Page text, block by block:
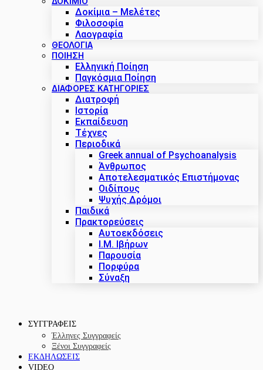
Δοκίμια – Μελέτες
Φιλοσοφία
Λαογραφία
ΘΕΟΛΟΓΙΑ
ΠΟΙΗΣΗ
Ελληνική Ποίηση
Παγκόσμια Ποίηση
ΔΙΑΦΟΡΕΣ ΚΑΤΗΓΟΡΙΕΣ
Διατροφή
Ιστορία
Εκπαίδευση
Τέχνες
Περιοδικά
Greek annual of Psychoanalysis
Άνθρωπος
Αποτελεσματικός Επιστήμονας
Οιδίπους
Ψυχής Δρόμοι
Παιδικά
Πρακτoρεύσεις
Αυτοεκδόσεις
Ι.Μ. Ιβήρων
Παρουσία
Πορφύρα
Σύναξη
ΣΥΓΓΡΑΦΕΙΣ
Έλληνες Συγγραφείς
Ξένοι Συγγραφείς
ΕΚΔΗΛΩΣΕΙΣ
VIDEO